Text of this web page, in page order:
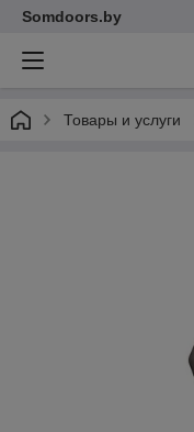
Somdoors.by
Товары и услуги